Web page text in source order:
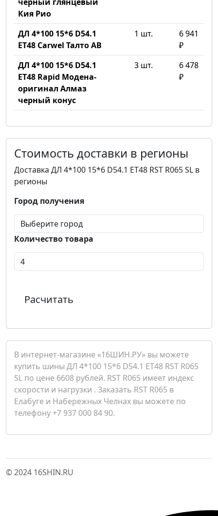
Кия Рио
ДЛ 4*100 15*6 D54.1
ET48 Carwel Талто AB
1 шт.
6 941
₽
ДЛ 4*100 15*6 D54.1
ET48 Rapid Модена-
оригинал Алмаз
черный конус
3 шт.
6 478
₽
Стоимость доставки в регионы
Доставка ДЛ 4*100 15*6 D54.1 ET48 RST R065 SL в
регионы
Город получения
Количество товара
Расчитать
В интернет-магазине «16ШИН.РУ» вы можете
купить шины ДЛ 4*100 15*6 D54.1 ET48 RST R065
SL по цене 6608 рублей. RST R065 имеет индекс
скорости и нагрузки . Заказать RST R065 в
Елабуге и Набережных Челнах вы можете по
телефону +7 937 000 84 90.
© 2024 16SHIN.RU